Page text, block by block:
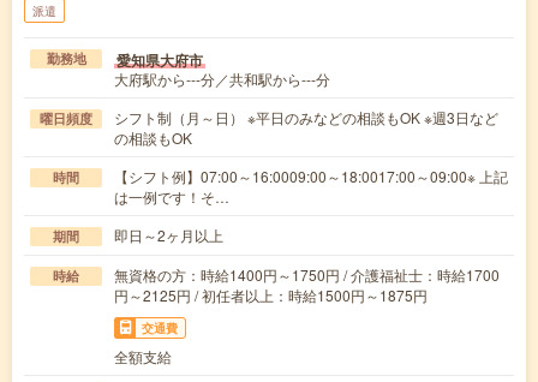
派遣
勤務地 愛知県大府市
大府駅から---分／共和駅から---分
曜日頻度
シフト制（月～日） ※平日のみなどの相談もOK ※週3日など
の相談もOK
時間
【シフト例】07:00～16:0009:00～18:0017:00～09:00※ 上記
は一例です！そ…
期間 即日～2ヶ月以上
時給
無資格の方：時給1400円～1750円 / 介護福祉士：時給1700
円～2125円 / 初任者以上：時給1500円～1875円
交通費
全額支給